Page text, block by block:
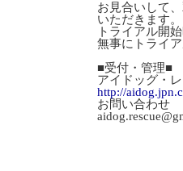
お見合いして
いただきます。
トライアル開
無事にトライ
■受付・管理■
アイドッグ・
http://
お問い合わせ